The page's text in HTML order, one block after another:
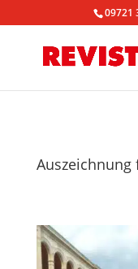
09721
Auszeichnung